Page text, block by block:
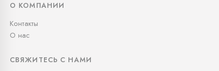
О КОМПАНИИ
Контакты
О нас
СВЯЖИТЕСЬ С НАМИ